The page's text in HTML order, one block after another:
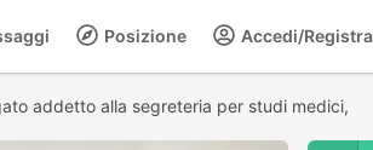
Accedi/
Posizione
addetto alla segreteria per studi medici,